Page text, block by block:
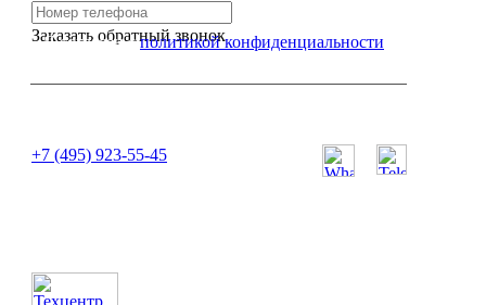
Заказать обратный звонок
Я согласен сполитикой конфиденциальности
+7 (495) 923-55-45